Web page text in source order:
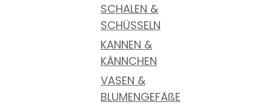
SCHALEN &
SCHÜSSELN
KANNEN &
KÄNNCHEN
VASEN &
BLUMENGEFÄßE